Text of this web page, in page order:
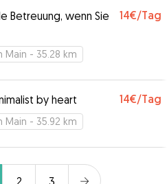
freundlich und
Betreuung, wenn Sie
14€/Tag
Main - 35.28 km
by heart 14€/Tag
Main - 35.92 km
2 3